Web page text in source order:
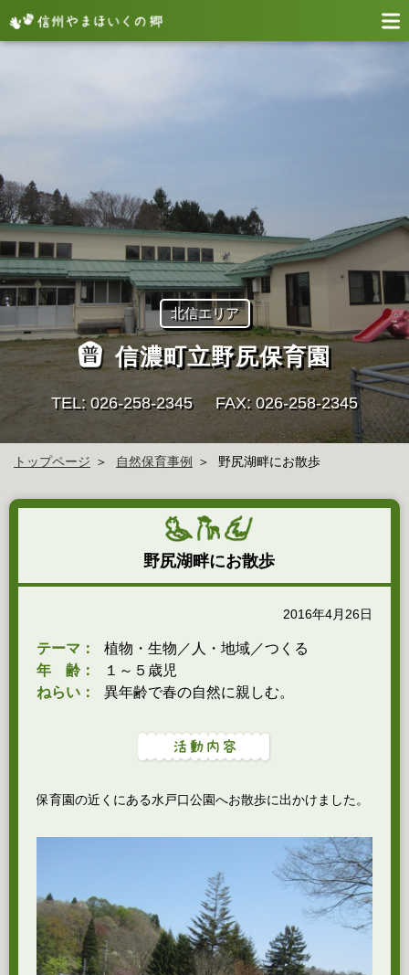
北信エリア
信濃町立野尻保育園
TEL: 026-258-2345 FAX: 026-258-2345
トップページ 自然保育事例 野尻湖畔にお散歩
野尻湖畔にお散歩
2016年4月26日
テーマ：
植物・生物／人・地域／つくる
年 齢：
１～５歳児
ねらい：
異年齢で春の自然に親しむ。
保育園の近くにある水戸口公園へお散歩に出かけました。